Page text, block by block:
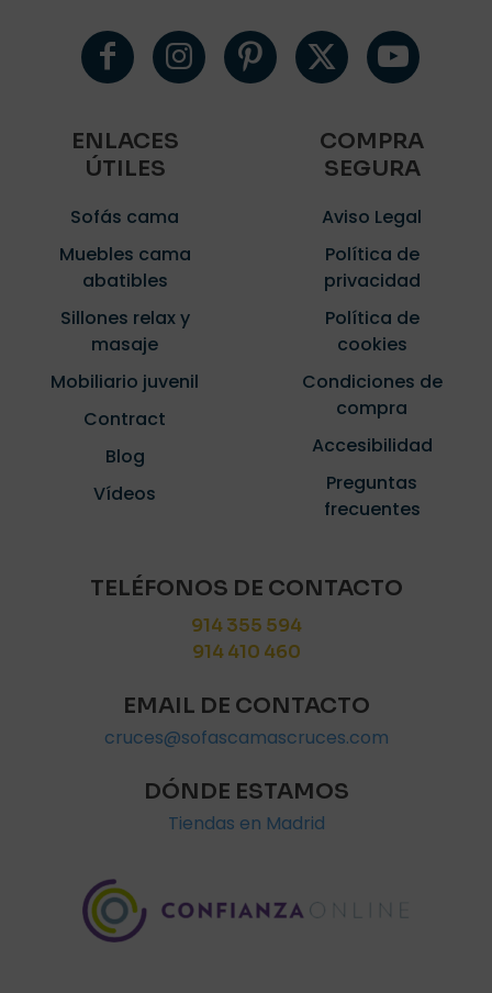
ENLACES
ÚTILES
Sofás cama
Muebles cama
abatibles
Sillones relax y
masaje
Mobiliario juvenil
Contract
Blog
Vídeos
COMPRA
SEGURA
Aviso Legal
Política de
privacidad
Política de
cookies
Condiciones de
compra
Accesibilidad
Preguntas
frecuentes
TELÉFONOS DE CONTACTO
914 355 594
914 410 460
EMAIL DE CONTACTO
cruces@sofascamascruces.com
DÓNDE ESTAMOS
Tiendas en Madrid